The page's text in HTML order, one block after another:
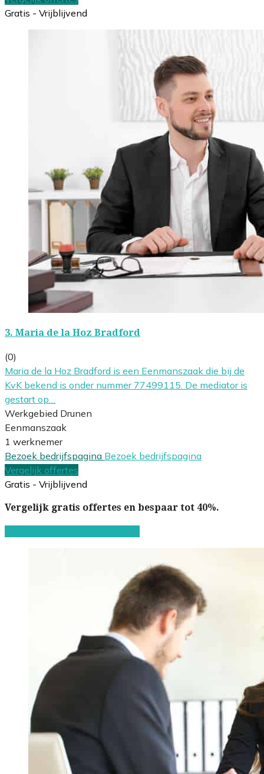
Gratis - Vrijblijvend
3. Maria de la Hoz Bradford
(0)
Maria de la Hoz Bradford is een Eenmanszaak die bij de
KvK bekend is onder nummer 77499115. De mediator is
gestart op…
Werkgebied Drunen
Eenmanszaak
1 werknemer
Bezoek bedrijfspagina Bezoek bedrijfspagina
Vergelijk offertes
Gratis - Vrijblijvend
Vergelijk gratis offertes en bespaar tot 40%.